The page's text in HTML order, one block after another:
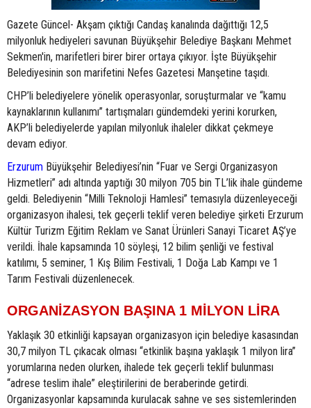
Gazete Güncel- Akşam çıktığı Candaş kanalında dağıttığı 12,5
milyonluk hediyeleri savunan Büyükşehir Belediye Başkanı Mehmet
Sekmen'in, marifetleri birer birer ortaya çıkıyor. İşte Büyükşehir
Belediyesinin son marifetini Nefes Gazetesi Manşetine taşıdı.
CHP’li belediyelere yönelik operasyonlar, soruşturmalar ve “kamu
kaynaklarının kullanımı” tartışmaları gündemdeki yerini korurken,
AKP’li belediyelerde yapılan milyonluk ihaleler dikkat çekmeye
devam ediyor.
Erzurum Büyükşehir Belediyesi’nin “Fuar ve Sergi Organizasyon
Hizmetleri” adı altında yaptığı 30 milyon 705 bin TL’lik ihale gündeme
geldi. Belediyenin “Milli Teknoloji Hamlesi” temasıyla düzenleyeceği
organizasyon ihalesi, tek geçerli teklif veren belediye şirketi Erzurum
Kültür Turizm Eğitim Reklam ve Sanat Ürünleri Sanayi Ticaret AŞ’ye
verildi. İhale kapsamında 10 söyleşi, 12 bilim şenliği ve festival
katılımı, 5 seminer, 1 Kış Bilim Festivali, 1 Doğa Lab Kampı ve 1
Tarım Festivali düzenlenecek.
ORGANİZASYON BAŞINA 1 MİLYON LİRA
Yaklaşık 30 etkinliği kapsayan organizasyon için belediye kasasından
30,7 milyon TL çıkacak olması “etkinlik başına yaklaşık 1 milyon lira”
yorumlarına neden olurken, ihalede tek geçerli teklif bulunması
“adrese teslim ihale” eleştirilerini de beraberinde getirdi.
Organizasyonlar kapsamında kurulacak sahne ve ses sistemlerinden